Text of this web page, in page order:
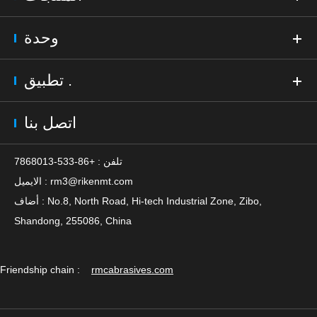
وحدة
تطبيق .
اتصل بنا
تلفن : +86-533-7868013
الايميل : rm3@rikenmt.com
أضاف : No.8, North Road, Hi-tech Industrial Zone, Zibo,
Shandong, 255086, China
Friendship chain : rmcabrasives.com